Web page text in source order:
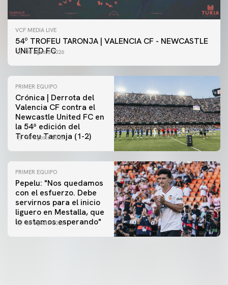
VCF MEDIA LIVE
54º TROFEU TARONJA | VALENCIA CF - NEWCASTLE
UNITED FC
08 agosto 2026
PRIMER EQUIPO
Crónica | Derrota del
Valencia CF contra el
Newcastle United FC en
la 54ª edición del
Trofeu Taronja (1-2)
08 agosto 2026
PRIMER EQUIPO
Pepelu: "Nos quedamos
con el esfuerzo. Debe
servirnos para el inicio
liguero en Mestalla, que
lo estamos esperando"
08 agosto 2026
PRIMER EQUIPO
Las fotos del Valencia CF-Newcastle United FC